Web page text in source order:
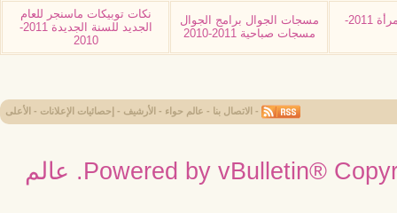
وظائف نسائية اعمال للمرأة 2011-
مسجات الجوال برامج الجوال
مسجات صباحية 2011-2010
نكات توبيكات ماسنجر للعام
الجديد للسنة الجديدة 2011-
2010
- الاتصال بنا - عالم حواء - الأرشيف - إحصائيات الإعلانات - الأعلى
Powered by vBulletin® عالم